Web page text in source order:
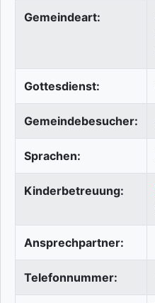
Gemeindeart:
Gottesdienst:
Gemeindebesucher:
Sprachen:
Kinderbetreuung:
Ansprechpartner:
Telefonnummer: